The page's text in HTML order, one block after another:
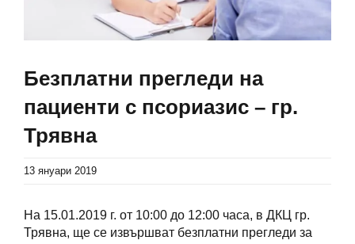
Безплатни прегледи на
пациенти с псориазис – гр.
Трявна
13 януари 2019
На 15.01.2019 г. от 10:00 до 12:00 часа, в ДКЦ гр.
Трявна, ще се извършват безплатни прегледи за